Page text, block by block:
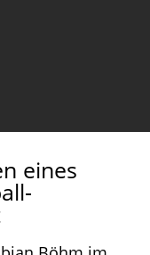
eines